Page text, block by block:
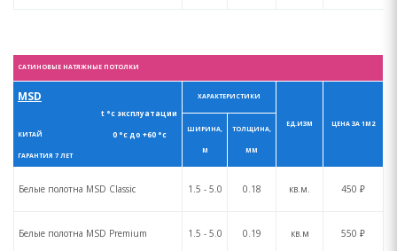
САТИНОВЫЕ НАТЯЖНЫЕ ПОТОЛКИ
MSD
t °с эксплуатации
0 °с до +60 °с
КИТАЙ
ГАРАНТИЯ 7 ЛЕТ
ХАРАКТЕРИСТИКИ
ЕД.ИЗМ ЦЕНА ЗА 1М2
ШИРИНА,
М
ТОЛЩИНА,
ММ
Белые полотна MSD Сlassic 1.5 - 5.0 0.18 кв.м. 450 ₽
Белые полотна MSD Premium 1.5 - 5.0 0.19 кв.м 550 ₽